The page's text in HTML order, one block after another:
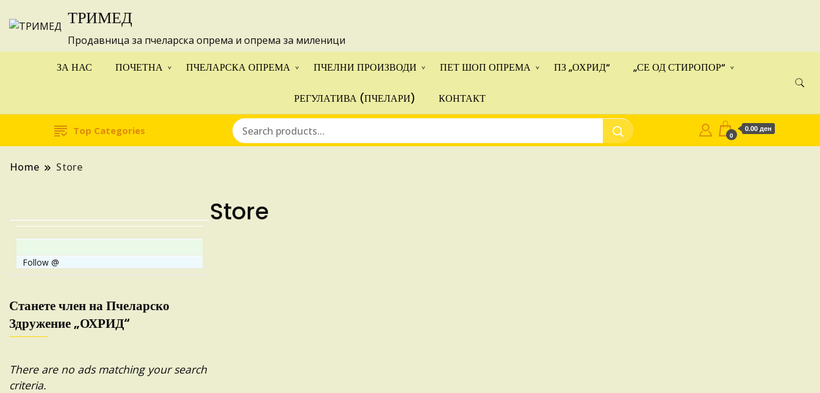
ТРИМЕД
Продавница за пчеларска опрема и опрема за миленици
ЗА НАС ПОЧЕТНА ПЧЕЛАРСКА ОПРЕМА ПЧЕЛНИ ПРОИЗВОДИ ПЕТ ШОП ОПРЕМА ПЗ „ОХРИД“ „СЕ ОД СТИРОПОР“
РЕГУЛАТИВА (ПЧЕЛАРИ) КОНТАКТ
Top Categories 0
0.00 ден
Home Store
Store
Follow @
Станете член на Пчеларско
Здружение „ОХРИД“
There are no ads matching your search
criteria.